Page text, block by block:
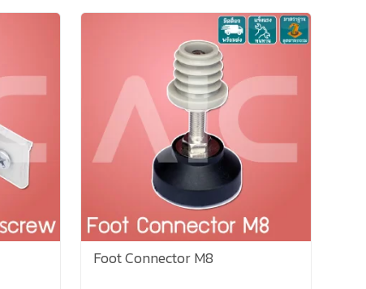
Foot Connector M8